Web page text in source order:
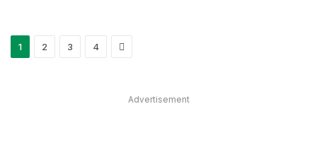
1 2 3 4 Next
Advertisement